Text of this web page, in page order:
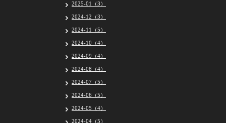
2025-01（3）
2024-12（3）
2024-11（5）
2024-10（4）
2024-09（4）
2024-08（4）
2024-07（5）
2024-06（5）
2024-05（4）
2024-04（5）